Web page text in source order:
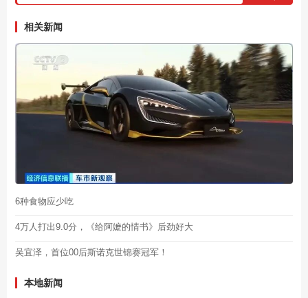
相关新闻
6种食物应少吃
4万人打出9.0分，《给阿嬷的情书》后劲好大
吴宜泽，首位00后斯诺克世锦赛冠军！
本地新闻